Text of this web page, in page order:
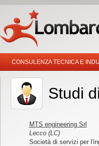
CONSULENZA TECNICA E
Studi
MTS engineering Srl
Lecco (LC)
Società di servizi per